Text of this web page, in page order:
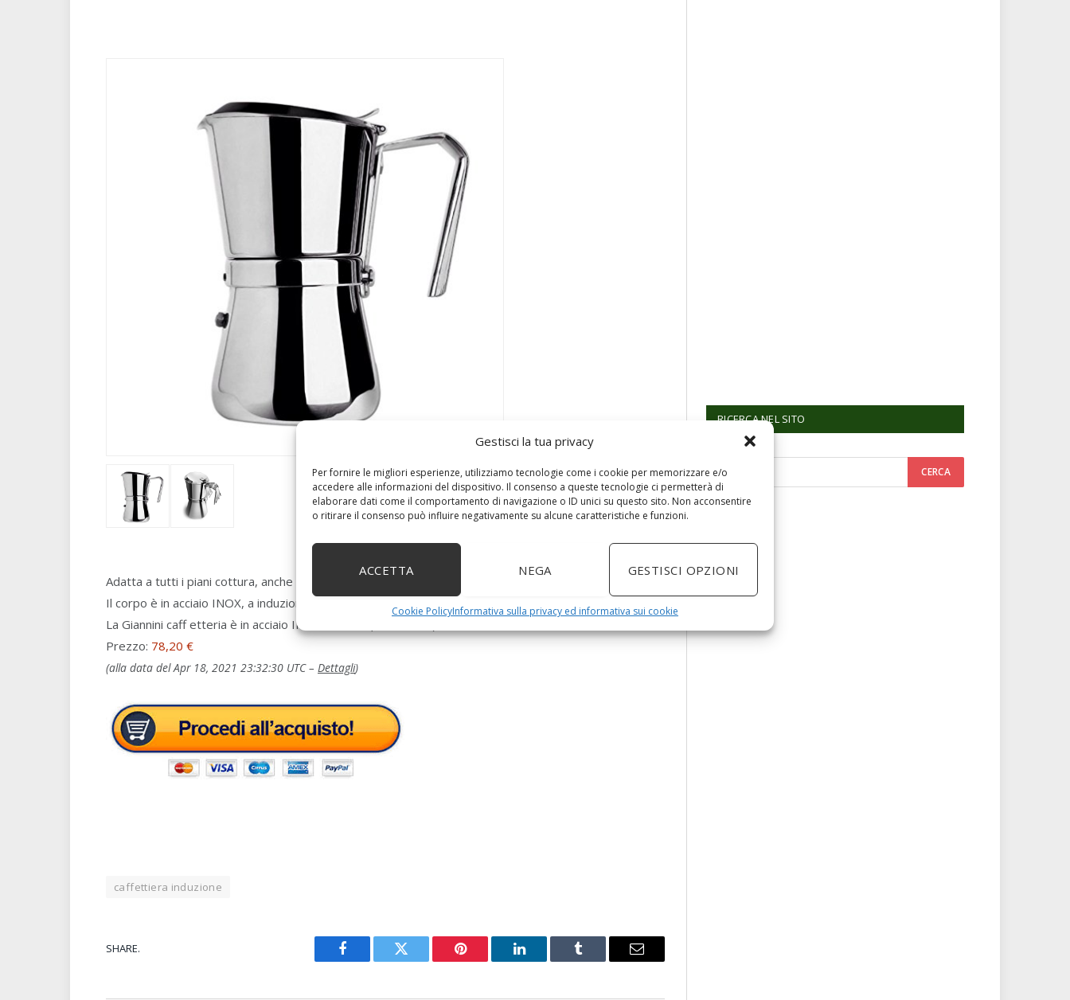
Gestisci la tua privacy
Per fornire le migliori esperienze, utilizziamo tecnologie come i cookie per memorizzare e/o
accedere alle informazioni del dispositivo. Il consenso a queste tecnologie ci permetterà di
elaborare dati come il comportamento di navigazione o ID unici su questo sito. Non acconsentire
o ritirare il consenso può influire negativamente su alcune caratteristiche e funzioni.
ACCETTA NEGA GESTISCI OPZIONI
Cookie PolicyInformativa sulla privacy ed informativa sui cookie
Adatta a tutti i piani cottura, anche a induzione
Il corpo è in acciaio INOX, a induzione e lavastoviglie
La Giannini caff etteria è in acciaio INOX lucidato (inox 18/10)
Prezzo: 78,20 €
(alla data del Apr 18, 2021 23:32:30 UTC – Dettagli)
caffettiera induzione
SHARE.
Facebook Twitter Pinterest LinkedIn Tumblr Email
RICERCA NEL SITO